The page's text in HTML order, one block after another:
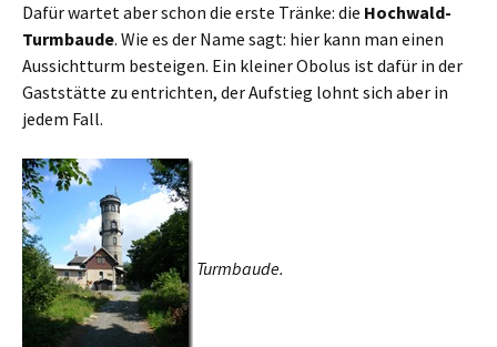
Dafür wartet aber schon die erste Tränke: die Hochwald-
Turmbaude. Wie es der Name sagt: hier kann man einen
Aussichtturm besteigen. Ein kleiner Obolus ist dafür in der
Gaststätte zu entrichten, der Aufstieg lohnt sich aber in
jedem Fall.
Turmbaude.